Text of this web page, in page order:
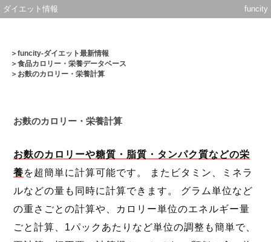
ダイエット情報 funcity
＞funcity-ダイエット最新情報
＞食品カロリー・栄養データベース
＞お麩のカロリー・栄養計算
お麩のカロリー・栄養計算
お麩のカロリーや糖質・脂質・タンパク質などの栄
養を超簡単に計算可能です。 またビタミン、ミネラ
ルなどの量も同時に計算できます。 グラム単位など
の重さごとの計算や、カロリー単位のエネルギー量
ごと計算、1パックあたりなど単位の調整も簡単で、